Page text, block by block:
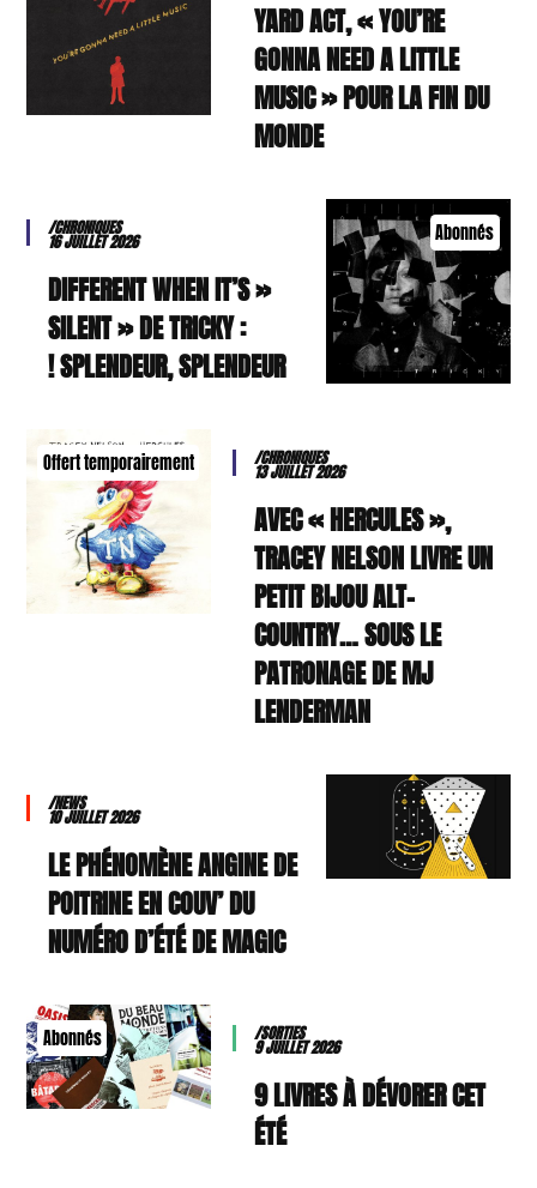
YARD ACT, « YOU’RE
GONNA NEED A LITTLE
MUSIC » POUR LA FIN DU
MONDE
Abonnés
/CHRONIQUES
16 JUILLET 2026
« DIFFERENT WHEN IT’S
SILENT » DE TRICKY :
SPLENDEUR, SPLENDEUR !
Offert temporairement /CHRONIQUES
13 JUILLET 2026
AVEC « HERCULES »,
TRACEY NELSON LIVRE UN
PETIT BIJOU ALT-
COUNTRY… SOUS LE
PATRONAGE DE MJ
LENDERMAN
/NEWS
10 JUILLET 2026
LE PHÉNOMÈNE ANGINE DE
POITRINE EN COUV’ DU
NUMÉRO D’ÉTÉ DE MAGIC
Abonnés /SORTIES
9 JUILLET 2026
9 LIVRES À DÉVORER CET
ÉTÉ